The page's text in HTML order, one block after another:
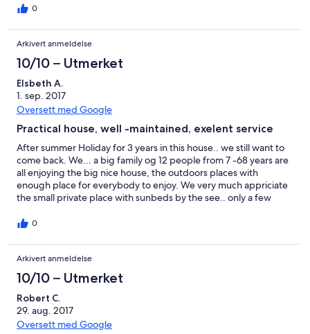
go to restairants too much). The benefit of the house is a garage
holiday houses, there is no restaurant or supermarket, but all of
these are plenty in nearby Rogoznica, which is 10 minutes by car.
There is a morning bread sevice, the baker comes twice a day,
so you don't need to go to shop the fresh bread. We
recommend to rent a boat if you want to explore some of the
coastline, or stand-up paddle boards for exploring the
marvellous bay of Rogoznica. The owners of the house are very
they were very helpful. Our thanks goes to Jelena and her
parents. Was the listing description accurate regarding the
location, layout, facilities, etc? Was the property clean, was it
well-maintained? Did the owner or manager provide good
customer service? Would you recommend this property to a
friend or relative? What activities, attractions and restaurants did
you like or dislike?
0
Arkivert anmeldelse
10/10 – Utmerket
Elsbeth A.
1. sep. 2017
Oversett med Google
Practical house, well -maintained, exelent service
After summer Holiday for 3 years in this house.. we still want to
come back. We... a big family og 12 people from 7 -68 years are
all enjoying the big nice house, the outdoors places with
enough place for everybody to enjoy. We very much appriciate
the small private place with sunbeds by the see.. only a few
boast enoug of the fantastic host, always very helpful in
0
Arkivert anmeldelse
10/10 – Utmerket
Robert C.
29. aug. 2017
Oversett med Google